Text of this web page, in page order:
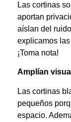
Las cortinas
aportan
aíslan del
explicamos
¡Toma nota!
Amplían
Las cortinas
pequeños
espacio.